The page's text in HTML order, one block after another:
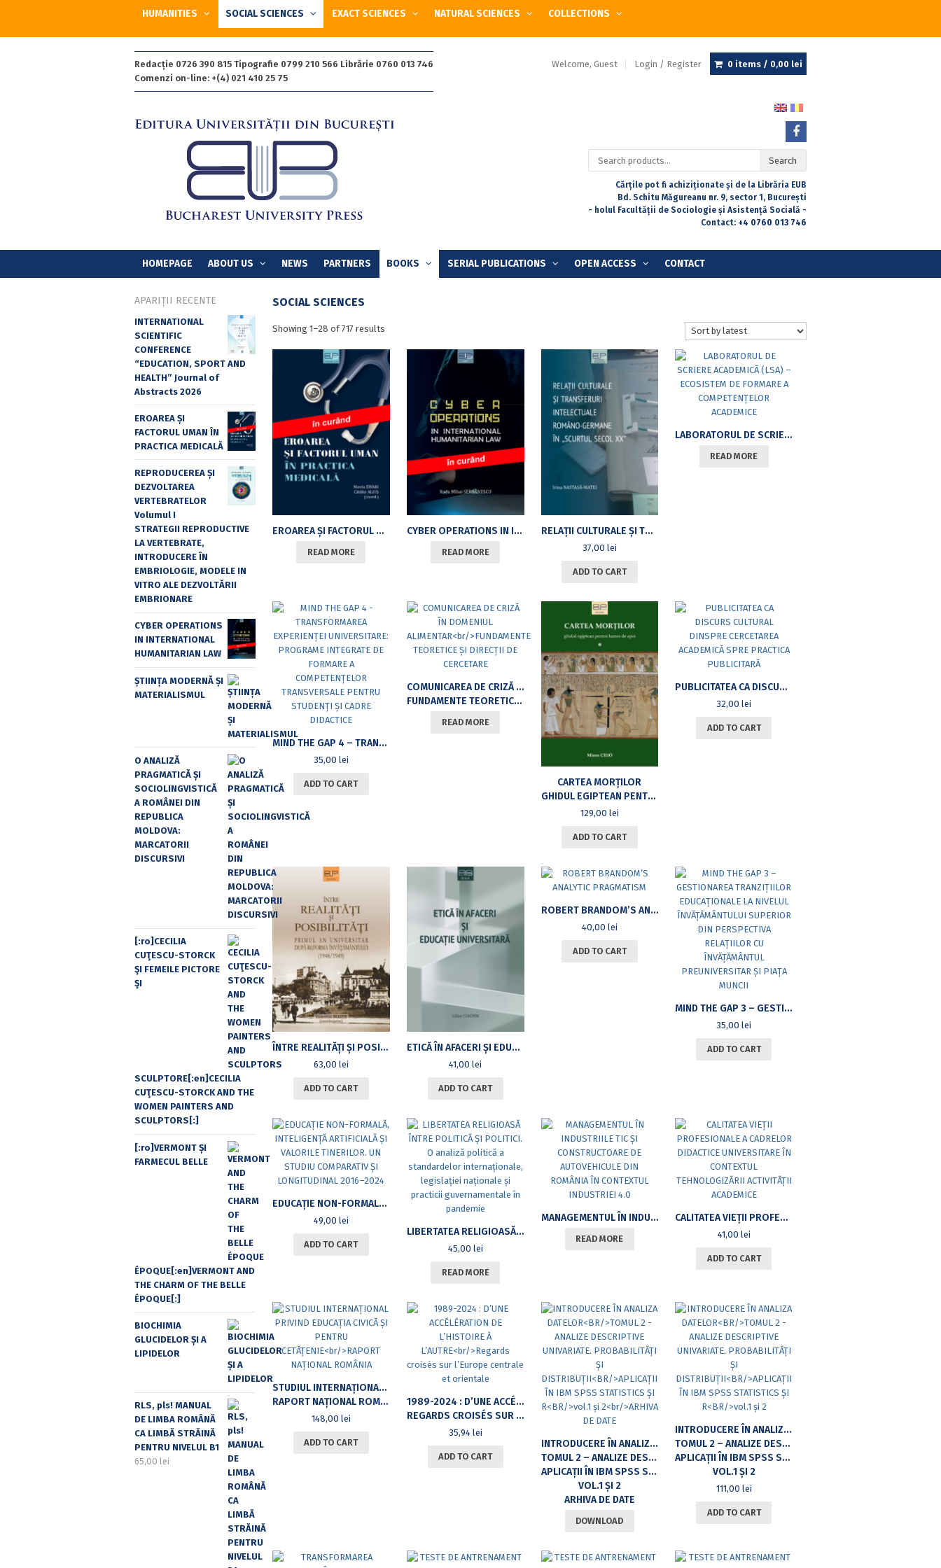
HUMANITIES SOCIAL SCIENCES EXACT SCIENCES NATURAL SCIENCES COLLECTIONS
Redacție 0726 390 815 Tipografie 0799 210 566 Librărie 0760 013 746
Comenzi on-line: +(4) 021 410 25 75
Welcome, Guest Login / Register 0 items / 0,00 lei
Search
for:
Search
Cărțile pot fi achiziționate și de la Librăria EUB
Bd. Schitu Măgureanu nr. 9, sector 1, București
- holul Facultății de Sociologie și Asistență Socială -
Contact: +4 0760 013 746
HOMEPAGE ABOUT US NEWS PARTNERS BOOKS SERIAL PUBLICATIONS OPEN ACCESS CONTACT
SOCIAL SCIENCES
Showing 1–28 of 717 resultsSorted
latest
EROAREA ȘI FACTORUL UMAN ÎN PRACTICA MEDICALĂ
READ MORE
CYBER OPERATIONS IN INTERNATIONAL HUMANITARIAN LAW
READ MORE
RELAȚII CULTURALE ȘI TRANSFERURI INTELECTUALE ROMÂNO-GERMANE ÎN „SCURTUL SECOL XX”
37,00 lei
ADD TO CART
LABORATORUL DE SCRIERE ACADEMICĂ (LSA) – ECOSISTEM DE FORMARE A COMPETENȚELOR ACADEMICE
READ MORE
MIND THE GAP 4 – TRANSFORMAREA EXPERIENȚEI UNIVERSITARE: PROGRAME INTEGRATE DE FORMARE A COMPETENȚELOR TRANSVERSALE PENTRU STUDENȚI ȘI CADRE DIDACTICE
35,00 lei
ADD TO CART
COMUNICAREA DE CRIZĂ ÎN DOMENIUL ALIMENTAR
FUNDAMENTE TEORETICE ȘI DIRECȚII DE CERCETARE
READ MORE
CARTEA MORȚILOR
GHIDUL EGIPTEAN PENTRU LUMEA DE APOI
129,00 lei
ADD TO CART
PUBLICITATEA CA DISCURS CULTURAL DINSPRE CERCETAREA ACADEMICĂ SPRE PRACTICA PUBLICITARĂ
32,00lei
ADD TO CART
ÎNTRE REALITĂȚI ȘI POSIBILITĂȚI. PRIMUL AN UNIVERSITAR DUPĂ REFORMA ÎNVĂȚĂMÂNTULUI (1948/1949)
63,00 lei
ADD TO CART
ETICĂ ÎN AFACERI ȘI EDUCAȚIE UNIVERSITARĂINTEGRAREA VALORILOR MORALE ÎN VIITORUL MANAGEMENTULUI
41,00lei
ADD TO CART
ROBERT BRANDOM’S ANALYTIC PRAGMATISM
40,00 lei
ADD TO CART
MIND THE GAP 3 – GESTIONAREA TRANZIȚIILOR EDUCAȚIONALE LA NIVELUL ÎNVĂȚĂMÂNTULUI SUPERIOR DIN PERSPECTIVA RELAȚIILOR CU ÎNVĂȚĂMÂNTUL PREUNIVERSITAR ȘI PIAȚA MUNCII
35,00lei
ADD TO CART
EDUCAȚIE NON-FORMALĂ, INTELIGENȚĂ ARTIFICIALĂ ȘI VALORILE TINERILOR. UN STUDIU COMPARATIV ȘI LONGITUDINAL 2016–2024
49,00 lei
ADD TO CART
LIBERTATEA RELIGIOASĂ ÎNTRE POLITICĂ ȘI POLITICI. O ANALIZĂ POLITICĂ A STANDARDELOR INTERNAȚIONALE, LEGISLAȚIEI NAȚIONALE ȘI PRACTICII GUVERNAMENTALE ÎN PANDEMIE
45,00 lei
READ MORE
MANAGEMENTUL ÎN INDUSTRIILE TIC ȘI CONSTRUCTOARE DE AUTOVEHICULE DIN ROMÂNIA ÎN CONTEXTUL INDUSTRIEI 4.0
READ MORE
CALITATEA VIEȚII PROFESIONALE A CADRELOR DIDACTICE UNIVERSITARE ÎN CONTEXTUL TEHNOLOGIZĂRII ACTIVITĂȚII ACADEMICE
41,00 lei
ADD TO CART
STUDIUL INTERNAȚIONAL PRIVIND EDUCAȚIA CIVICĂ ȘI PENTRU CETĂȚENIE
RAPORT NAȚIONAL ROMÂNIA
148,00 lei
ADD TO CART
1989-2024 : D’UNE ACCÉLÉRATION DE L’HISTOIRE À L’AUTRE
REGARDS CROISÉS SUR L’EUROPE CENTRALE ET ORIENTALE
35,94 lei
ADD TO CART
INTRODUCERE ÎN ANALIZA DATELOR
TOMUL 2 – ANALIZE DESCRIPTIVE UNIVARIATE. PROBABILITĂȚI ȘI DISTRIBUȚII
APLICAȚII ÎN IBM SPSS STATISTICS ȘI R
VOL.1 ȘI 2
ARHIVA DE DATE
DOWNLOAD
INTRODUCERE ÎN ANALIZA DATELOR
TOMUL 2 – ANALIZE DESCRIPTIVE UNIVARIATE. PROBABILITĂȚI ȘI DISTRIBUȚII
APLICAȚII ÎN IBM SPSS STATISTICS ȘI R
VOL.1 ȘI 2
111,00 lei
ADD TO CART
APARIȚII RECENTE
INTERNATIONAL
SCIENTIFIC
CONFERENCE
“EDUCATION, SPORT AND
HEALTH” Journal of
Abstracts 2026
EROAREA ȘI
FACTORUL UMAN ÎN
PRACTICA MEDICALĂ
REPRODUCEREA ȘI
DEZVOLTAREA
VERTEBRATELOR
Volumul I
STRATEGII REPRODUCTIVE
LA VERTEBRATE,
INTRODUCERE ÎN
EMBRIOLOGIE, MODELE IN
VITRO ALE DEZVOLTĂRII
EMBRIONARE
CYBER OPERATIONS
IN INTERNATIONAL
HUMANITARIAN LAW
ȘTIINȚA MODERNĂ ȘI
MATERIALISMUL
O ANALIZĂ
PRAGMATICĂ ȘI
SOCIOLINGVISTICĂ
A ROMÂNEI DIN
REPUBLICA
MOLDOVA:
MARCATORII
DISCURSIVI
[:ro]CECILIA
CUŢESCU-STORCK
ŞI FEMEILE PICTORE
ŞI
SCULPTORE[:en]CECILIA
CUŢESCU-STORCK AND THE
WOMEN PAINTERS AND
SCULPTORS[:]
[:ro]VERMONT ȘI
FARMECUL BELLE
ÉPOQUE[:en]VERMONT AND
THE CHARM OF THE BELLE
ÉPOQUE[:]
BIOCHIMIA
GLUCIDELOR ȘI A
LIPIDELOR
RLS, pls! MANUAL
DE LIMBA ROMÂNĂ
CA LIMBĂ STRĂINĂ
PENTRU NIVELUL B1
65,00 lei